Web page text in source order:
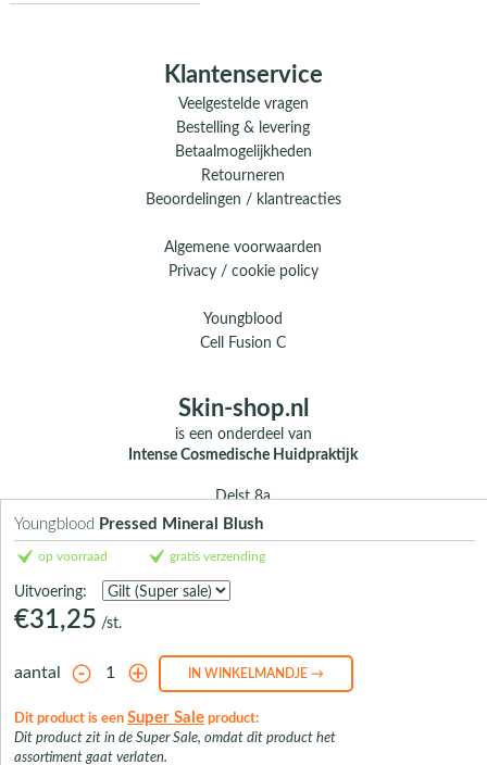
Youngblood Pressed Mineral Blush
op voorraad gratis verzending
Uitvoering:
€31,25 /st.
aantal
Dit product is een Super Sale product:
Dit product zit in de Super Sale, omdat dit product het
assortiment gaat verlaten.
Klantenservice
Veelgestelde vragen
Bestelling & levering
Betaalmogelijkheden
Retourneren
Beoordelingen / klantreacties
Algemene voorwaarden
Privacy / cookie policy
Youngblood
Cell Fusion C
Skin-shop.nl
is een onderdeel van
Intense Cosmedische Huidpraktijk
Delst 8a
5388 EG Nistelrode
E.info@skin-shop.nl
T.0412 - 312 804
M.06 104 33 489 (WhatsApp)
Contact